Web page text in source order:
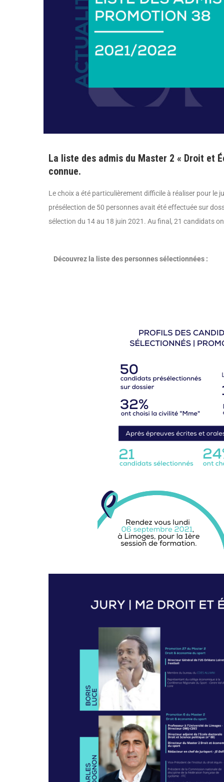
La liste des admis du Master 2 « Droit et
connue.
Le choix a été particulièrement difficile à réaliser pour le
présélection de 50 personnes avait été effectuée sur
sélection du 14 au 18 juin 2021. Au final, 21 candidats
Découvrez la liste des personnes sélectionnées :